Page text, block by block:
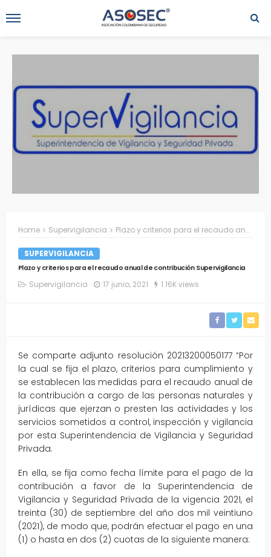
Home Supervigilancia Plazo y criterios para el recaudo anual de contribución Supervigilancia
SUPERVIGILANCIA
Plazo y criterios para el recaudo anual de contribución Supervigilancia
Supervigilancia 17 junio, 2021 1.16K views
Se comparte adjunto resolución 20213200050177 “Por
la cual se fija el plazo, criterios para cumplimiento y
se establecen las medidas para el recaudo anual de
la contribución a cargo de las personas naturales y
jurídicas que ejerzan o presten las actividades y los
servicios sometidos a control, inspección y vigilancia
por esta Superintendencia de Vigilancia y Seguridad
Privada.
En ella, se fija como fecha límite para el pago de la
contribución a favor de la Superintendencia de
Vigilancia y Seguridad Privada de la vigencia 2021, el
treinta (30) de septiembre del año dos mil veintiuno
(2021), de modo que, podrán efectuar el pago en una
(1) o hasta en dos (2) cuotas de la siguiente manera: